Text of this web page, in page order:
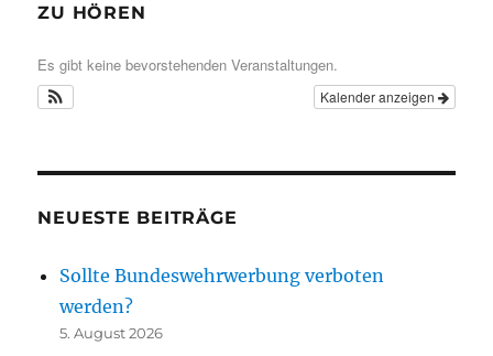
ZU HÖREN
Es gibt keine bevorstehenden Veranstaltungen.
Kalender anzeigen
NEUESTE BEITRÄGE
Sollte Bundeswehrwerbung verboten
werden?
5. August 2026